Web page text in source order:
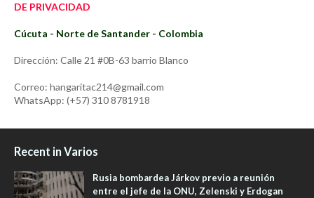
DE PRIVACIDAD
Cúcuta - Norte de Santander - Colombia
Dirección: Calle 21 #0B-63 barrio Blanco
Correo: hangaritac214@gmail.com
WhatsApp: (+57) 310 8781918
Recent in Varios
Rusia bombardea Járkov previo a reunión
entre el jefe de la ONU, Zelenski y Erdogan